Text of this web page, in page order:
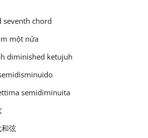
seventh chord
một nửa
diminished ketujuh
semidiminuita
弦